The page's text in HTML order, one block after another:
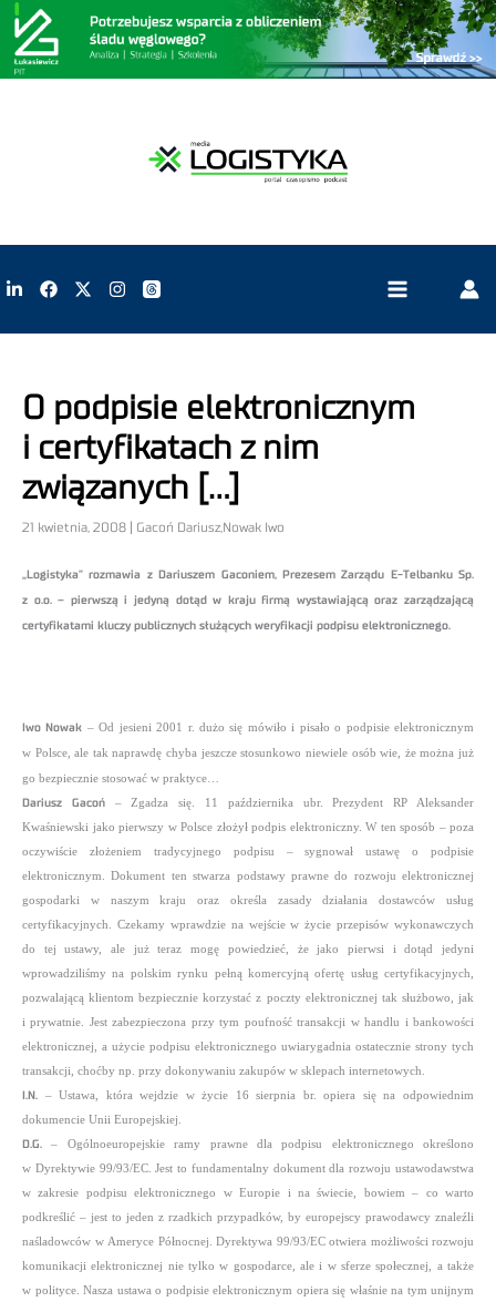
O podpisie elektronicznym
i certyfikatach z nim
związanych […]
21 kwietnia, 2008 | Gacoń Dariusz,Nowak Iwo
„Logistyka” rozmawia z Dariuszem Gaconiem, Prezesem Zarządu E-Telbanku Sp.
z o.o. – pierwszą i jedyną dotąd w kraju firmą wystawiającą oraz zarządzającą
certyfikatami kluczy publicznych służących weryfikacji podpisu elektronicznego.
Iwo Nowak – Od jesieni 2001 r. dużo się mówiło i pisało o podpisie elektronicznym
w Polsce, ale tak naprawdę chyba jeszcze stosunkowo niewiele osób wie, że można już
go bezpiecznie stosować w praktyce…
Dariusz Gacoń– Zgadza się. 11 października ubr. Prezydent RP Aleksander
Kwaśniewski jako pierwszy w Polsce złożył podpis elektroniczny. W ten sposób – poza
oczywiście złożeniem tradycyjnego podpisu – sygnował ustawę o podpisie
elektronicznym. Dokument ten stwarza podstawy prawne do rozwoju elektronicznej
gospodarki w naszym kraju oraz określa zasady działania dostawców usług
certyfikacyjnych. Czekamy wprawdzie na wejście w życie przepisów wykonawczych
do tej ustawy, ale już teraz mogę powiedzieć, że jako pierwsi i dotąd jedyni
wprowadziliśmy na polskim rynku pełną komercyjną ofertę usług certyfikacyjnych,
pozwalającą klientom bezpiecznie korzystać z poczty elektronicznej tak służbowo, jak
i prywatnie. Jest zabezpieczona przy tym poufność transakcji w handlu i bankowości
elektronicznej, a użycie podpisu elektronicznego uwiarygadnia ostatecznie strony tych
transakcji, choćby np. przy dokonywaniu zakupów w sklepach internetowych.
I.N. – Ustawa, która wejdzie w życie 16 sierpnia br. opiera się na odpowiednim
dokumencie Unii Europejskiej.
D.G. – Ogólnoeuropejskie ramy prawne dla podpisu elektronicznego określono
w Dyrektywie 99/93/EC. Jest to fundamentalny dokument dla rozwoju ustawodawstwa
w zakresie podpisu elektronicznego w Europie i na świecie, bowiem – co warto
podkreślić – jest to jeden z rzadkich przypadków, by europejscy prawodawcy znaleźli
naśladowców w Ameryce Północnej. Dyrektywa 99/93/EC otwiera możliwości rozwoju
komunikacji elektronicznej nie tylko w gospodarce, ale i w sferze społecznej, a także
w polityce. Nasza ustawa o podpisie elektronicznym opiera się właśnie na tym unijnym